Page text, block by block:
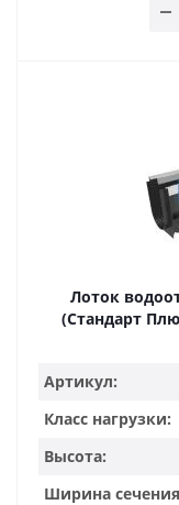
Лоток
(Стандарт
Артикул:
Класс нагрузки:
Высота:
Ширина